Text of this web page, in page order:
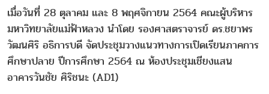
เมื่อวันที่ 28 ตุลาคม และ 8 พฤศจิกายน 2564 คณะผู้บริหาร
มหาวิทยาลัยแม่ฟ้าหลวง นำโดย รองศาสตราจารย์ ดร.ชยาพร
วัฒนศิริ อธิการบดี จัดประชุมวางแนวทางการเปิดเรียนภาคการ
ศึกษาปลาย ปีการศึกษา 2564 ณ ห้องประชุมเชียงแสน
อาคารวันชัย ศิริชนะ (AD1)